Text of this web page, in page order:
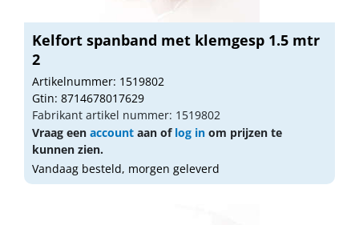
Kelfort spanband met klemgesp 1.5 mtr
2
Artikelnummer: 1519802
Gtin: 8714678017629
Fabrikant artikel nummer: 1519802
Vraag een account aan of log in om prijzen te
kunnen zien.
Vandaag besteld, morgen geleverd